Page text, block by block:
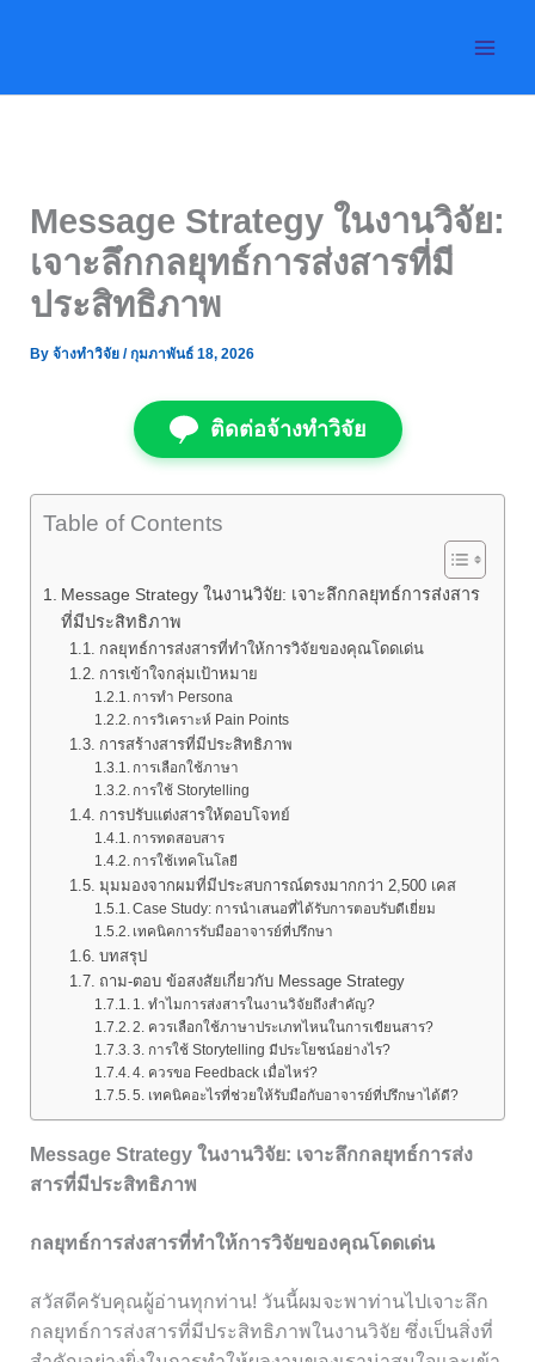
Message Strategy ในงานวิจัย:
เจาะลึกกลยุทธ์การส่งสารที่มี
ประสิทธิภาพ
By จ้างทำวิจัย /กุมภาพันธ์ 18, 2026
ติดต่อจ้างทำวิจัย
Table of Contents
Message Strategy ในงานวิจัย: เจาะลึกกลยุทธ์การส่งสาร
ที่มีประสิทธิภาพ
กลยุทธ์การส่งสารที่ทำให้การวิจัยของคุณโดดเด่น
การเข้าใจกลุ่มเป้าหมาย
การทำ Persona
การวิเคราะห์ Pain Points
การสร้างสารที่มีประสิทธิภาพ
การเลือกใช้ภาษา
การใช้ Storytelling
การปรับแต่งสารให้ตอบโจทย์
การทดสอบสาร
การใช้เทคโนโลยี
มุมมองจากผมที่มีประสบการณ์ตรงมากกว่า 2,500 เคส
Case Study: การนำเสนอที่ได้รับการตอบรับดีเยี่ยม
เทคนิคการรับมืออาจารย์ที่ปรึกษา
บทสรุป
ถาม-ตอบ ข้อสงสัยเกี่ยวกับ Message Strategy
1. ทำไมการส่งสารในงานวิจัยถึงสำคัญ?
2. ควรเลือกใช้ภาษาประเภทไหนในการเขียนสาร?
3. การใช้ Storytelling มีประโยชน์อย่างไร?
4. ควรขอ Feedback เมื่อไหร่?
5. เทคนิคอะไรที่ช่วยให้รับมือกับอาจารย์ที่ปรึกษาได้ดี?
Message Strategy ในงานวิจัย: เจาะลึกกลยุทธ์การส่ง
สารที่มีประสิทธิภาพ
กลยุทธ์การส่งสารที่ทำให้การวิจัยของคุณโดดเด่น
สวัสดีครับคุณผู้อ่านทุกท่าน! วันนี้ผมจะพาท่านไปเจาะลึก
กลยุทธ์การส่งสารที่มีประสิทธิภาพในงานวิจัย ซึ่งเป็นสิ่งที่